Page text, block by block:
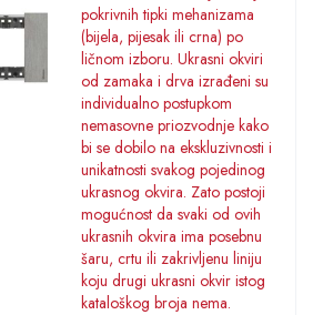
pokrivnih tipki mehanizama
(bijela, pijesak ili crna) po
ličnom izboru. Ukrasni okviri
od zamaka i drva izrađeni su
individualno postupkom
nemasovne priozvodnje kako
bi se dobilo na ekskluzivnosti i
unikatnosti svakog pojedinog
ukrasnog okvira. Zato postoji
mogućnost da svaki od ovih
ukrasnih okvira ima posebnu
šaru, crtu ili zakrivljenu liniju
koju drugi ukrasni okvir istog
kataloškog broja nema.